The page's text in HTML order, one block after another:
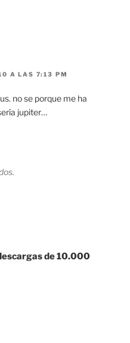
A LAS 7:13 PM
no se porque me ha
jupiter…
de 10.000